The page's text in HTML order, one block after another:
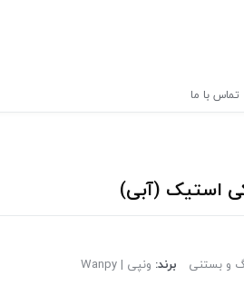
تماس با ما
استیک (آبی)
و بستنی برند: ونپی | Wanpy